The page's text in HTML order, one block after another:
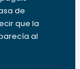
de
que la
al